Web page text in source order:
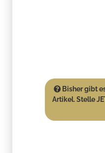
Bisher gibt
Artikel. Stelle